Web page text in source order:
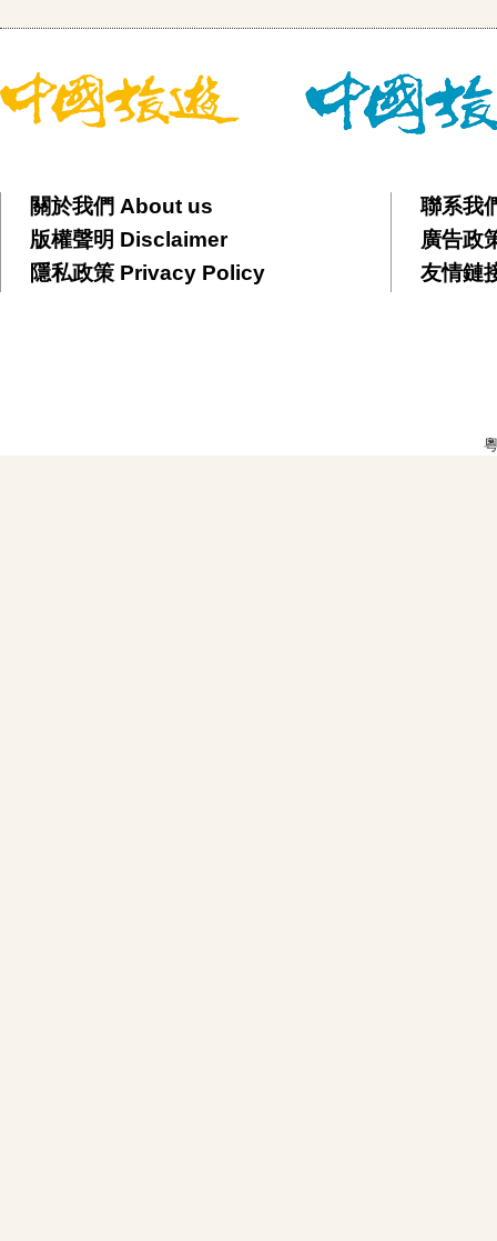
關於我們 About us
版權聲明 Disclaimer
隱私政策 Privacy Policy
聯系我
廣告政
友情鏈